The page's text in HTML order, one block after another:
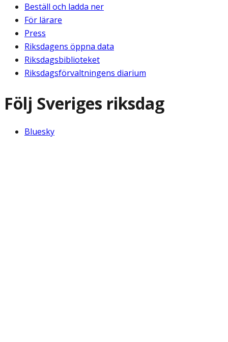
Beställ och ladda ner
För lärare
Press
Riksdagens öppna data
Riksdagsbiblioteket
Riksdagsförvaltningens diarium
Följ Sveriges riksdag
Bluesky